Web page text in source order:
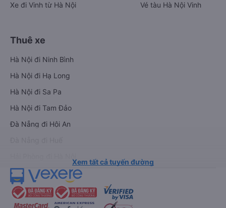
Xe đi Vinh từ Hà Nội
Vé tàu Hà Nội Vinh
Thuê xe
Hà Nội đi Ninh Bình
Hà Nội đi Hạ Long
Hà Nội đi Sa Pa
Hà Nội đi Tam Đảo
Đà Nẵng đi Hội An
Xem tất cả tuyến đường